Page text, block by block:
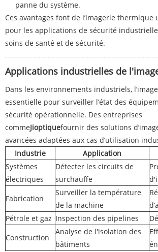
panne du système.
Ces avantages font de l’imagerie
pour les applications de sécurité
soins de santé et de sécurité.
Applications industrielles de
Dans les environnements industriels,
essentielle pour surveiller l’état des
sécurité opérationnelle. Des entreprises
commeJioptiquefournir des solutions
avancées adaptées aux cas d’utilisation
Industrie
Application
Systèmes
électriques
Détecter les circuits de
surchauffe
Fabrication
Surveiller la température
de la machine
Pétrole et gaz Inspection des pipelines
Construction
Analyse de l'isolation des
bâtiments